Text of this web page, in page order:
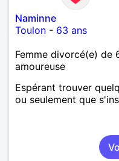
Naminne
Toulon - 63 ans
Femme divorcé(e) de
amoureuse
Espérant trouver
ou seulement que